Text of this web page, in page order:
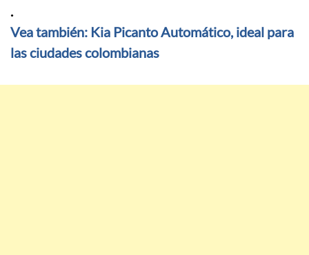
.
Vea también: Kia Picanto Automático, ideal para
las ciudades colombianas